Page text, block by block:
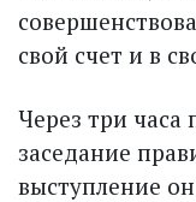
свой счет и в
Через три часа
заседание
выступление